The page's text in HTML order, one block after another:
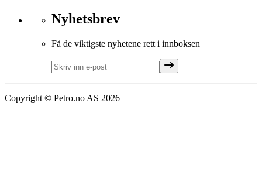
Nyhetsbrev
Få de viktigste nyhetene rett i innboksen
Copyright © Petro.no AS 2026